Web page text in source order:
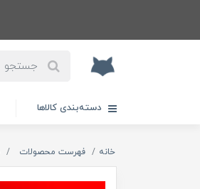
دسته‌بندی کالاها
خانه فهرست محصولات